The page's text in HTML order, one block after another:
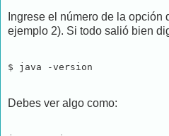
Ingrese el número de la opción
ejemplo 2). Si todo salió bien
$ java -version
Debes ver algo como: